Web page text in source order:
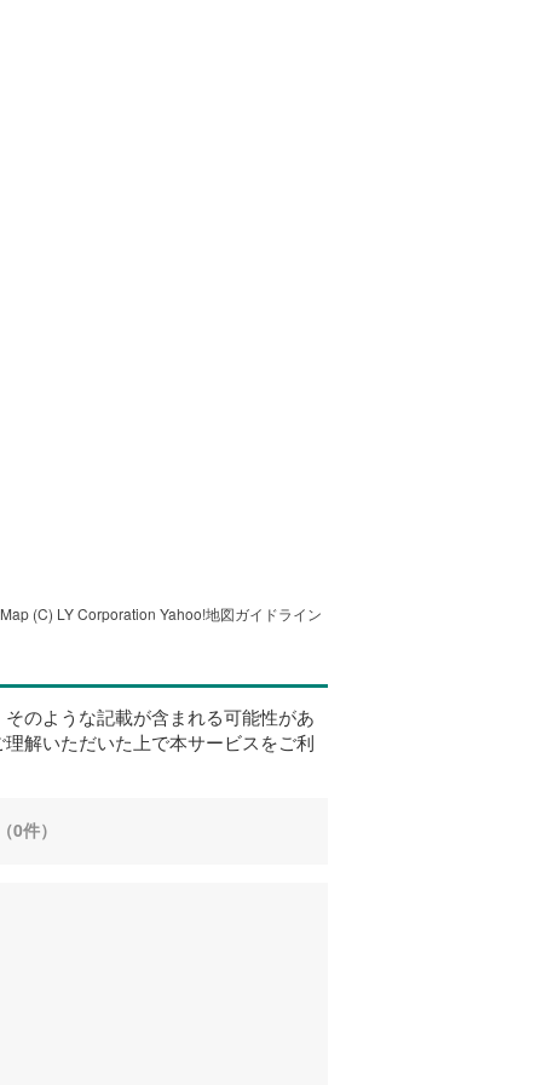
(C) LY Corporation Yahoo!地図ガイドライン
のような記載が含まれる可能性があ
解いただいた上で本サービスをご利
0件）